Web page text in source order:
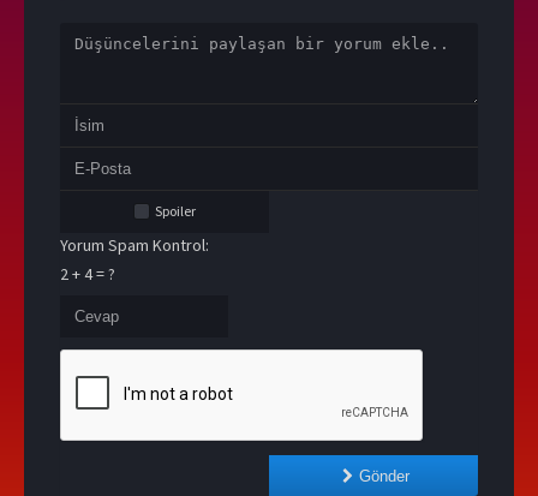
Spoiler
Yorum Spam Kontrol:
2 + 4 = ?
Gönder